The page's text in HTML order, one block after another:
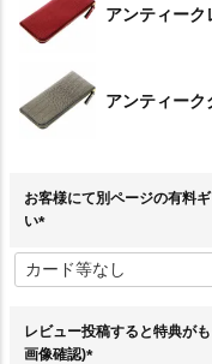
アンティーク
アンティーク
お客様にて別ページの有料
い
必
須
レビュー投稿すると特典が
画像確認)